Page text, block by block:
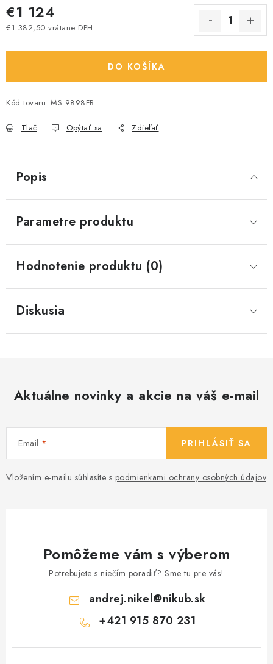
€1 124
€1 382,50 vrátane DPH
DO KOŠÍKA
Kód tovaru: MS 9898FB
Tlač Opýtať sa Zdieľať
Popis
Parametre produktu
Hodnotenie produktu (0)
Diskusia
Aktuálne novinky a akcie na váš e-mail
Email
Vložením e-mailu súhlasíte s podmienkami ochrany osobných údajov
PRIHLÁSIŤ SA
Pomôžeme vám s výberom
Potrebujete s niečím poradiť? Sme tu pre vás!
andrej.nikel@nikub.sk
+421 915 870 231